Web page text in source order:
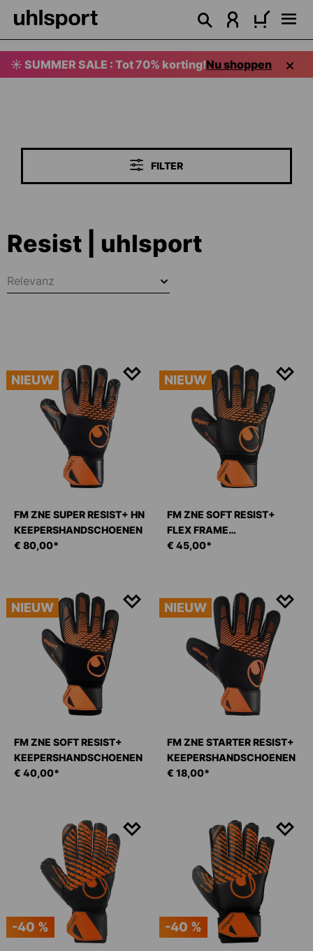
☀️ SUMMER SALE : Tot 70% korting!Nu shoppen
FILTER
Resist | uhlsport
Relevanz
NIEUW
FM ZNE SUPER RESIST+ HN
KEEPERSHANDSCHOENEN
€ 80,00*
NIEUW
FM ZNE SOFT RESIST+
FLEX FRAME
KEEPERSHANDSCHOENEN
€ 45,00*
NIEUW
FM ZNE SOFT RESIST+
KEEPERSHANDSCHOENEN
€ 40,00*
NIEUW
FM ZNE STARTER RESIST+
KEEPERSHANDSCHOENEN
€ 18,00*
-40 % -40 %